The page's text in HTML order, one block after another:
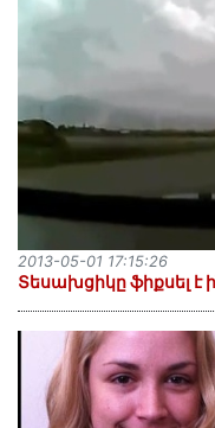
Տեսախցիկը ֆիքսել է
2013-05-01 17:15:26